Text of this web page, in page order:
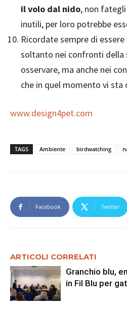
il volo dal nido, non
inutili, per loro potrebbe
Ricordate sempre di essere
soltanto nei confronti della
osservare, ma anche nei
che in quel momento vi sta
www.design4pet.com
TAGS Ambiente birdwatching
Facebook Twitter
ARTICOLI CORRELATI
Granchio blu,
in Fil Blu per